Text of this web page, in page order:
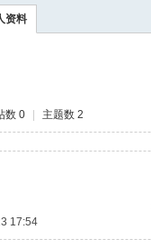
资料
数 0 主题数 2
17:54